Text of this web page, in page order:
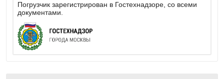
Погрузчик зарегистрирован в Гостехнадзоре, со всеми
документами.